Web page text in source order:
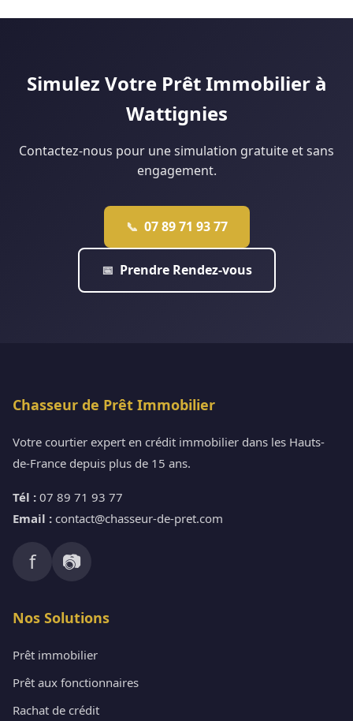
qui est réellement faisable.
Simulez Votre Prêt Immobilier à
Wattignies
Contactez-nous pour une simulation gratuite et sans
engagement.
📞 07 89 71 93 77
📅 Prendre Rendez-vous
Chasseur de Prêt Immobilier
Votre courtier expert en crédit immobilier dans les Hauts-
de-France depuis plus de 15 ans.
Tél : 07 89 71 93 77
Email : contact@chasseur-de-pret.com
f 📷
Nos Solutions
Prêt immobilier
Prêt aux fonctionnaires
Rachat de crédit